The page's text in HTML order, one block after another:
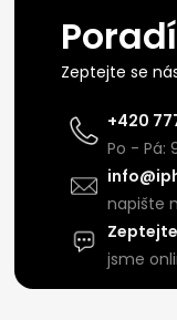
Zeptejte se
+420
Po - Pá:
napište
jsme